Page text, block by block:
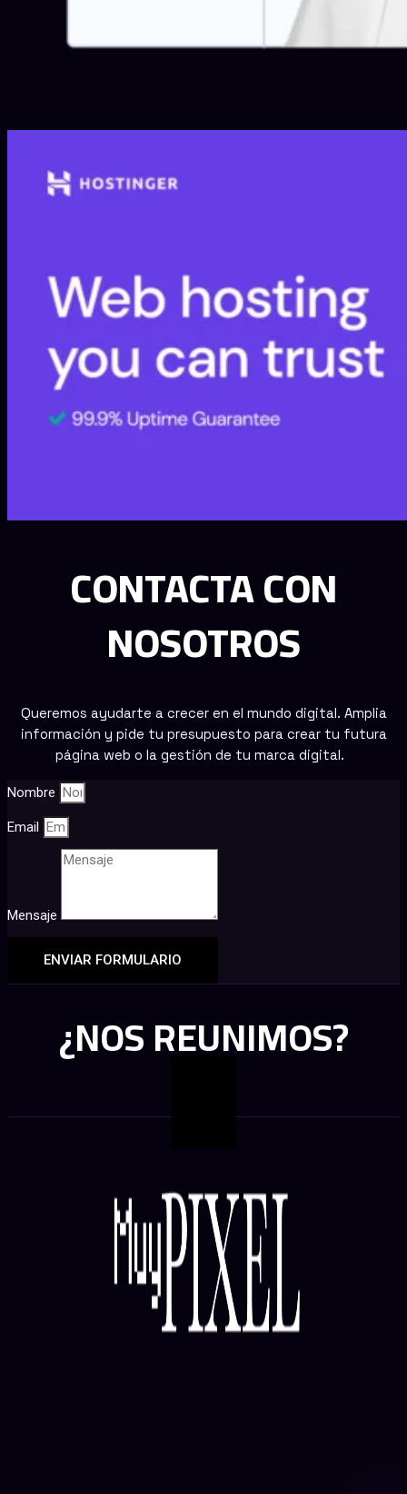
CONTACTA CON
NOSOTROS
Queremos ayudarte a crecer en el mundo digital. Amplia
información y pide tu presupuesto para crear tu futura
página web o la gestión de tu marca digital.
Nombre
Email
Mensaje
ENVIAR FORMULARIO
¿NOS REUNIMOS?